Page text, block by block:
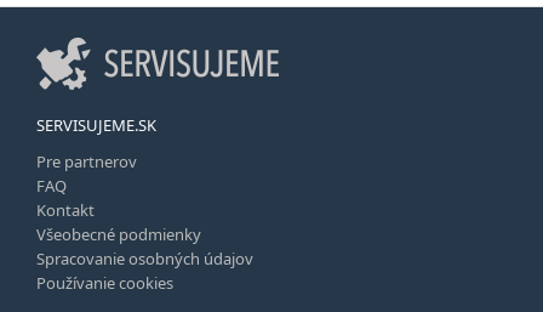
SERVISUJEME.SK
Pre partnerov
FAQ
Kontakt
Všeobecné podmienky
Spracovanie osobných údajov
Používanie cookies